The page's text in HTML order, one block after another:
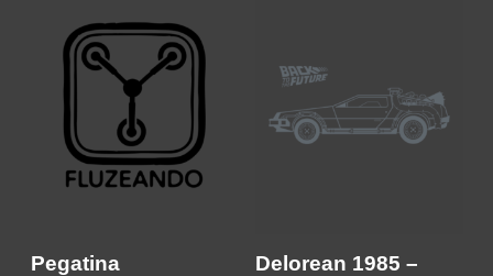
Pegatina
Delorean 1985 –